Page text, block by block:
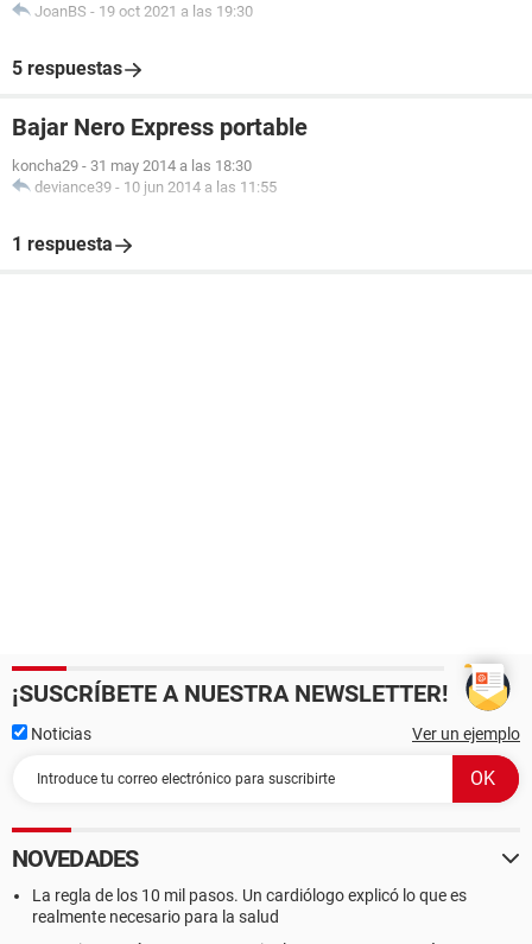
JoanBS - 19 oct 2021 a las 19:30
5 respuestas
Bajar Nero Express portable
koncha29 - 31 may 2014 a las 18:30
deviance39 - 10 jun 2014 a las 11:55
1 respuesta
¡SUSCRÍBETE A NUESTRA NEWSLETTER!
Noticias Ver un ejemplo
NOVEDADES
La regla de los 10 mil pasos. Un cardiólogo explicó lo que es
realmente necesario para la salud